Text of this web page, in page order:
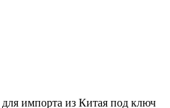
импорта из Китая под ключ